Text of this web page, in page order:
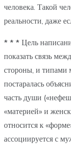
человека. Такой
реальности, даже
* * * Цель
показать связь
стороны, и типами
постаралась
часть души
«материей» и
относится к
ассоциируется с